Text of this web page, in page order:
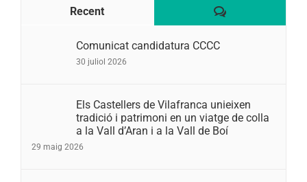
Recent Comentaris
Comunicat candidatura CCCC
30 juliol 2026
Els Castellers de Vilafranca unieixen
tradició i patrimoni en un viatge de colla
a la Vall d’Aran i a la Vall de Boí
29 maig 2026